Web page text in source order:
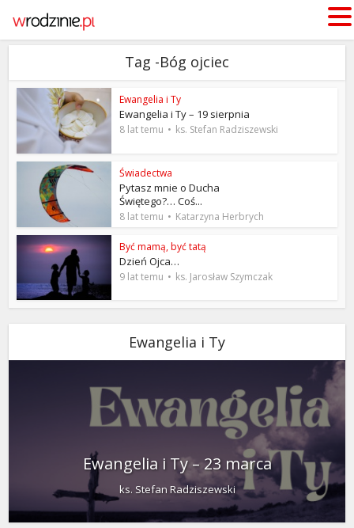
Tag -Bóg ojciec
Ewangelia i Ty
Ewangelia i Ty – 19 sierpnia
8 lat temu ks. Stefan Radziszewski
Świadectwa
Pytasz mnie o Ducha
Świętego?… Coś...
8 lat temu Katarzyna Herbrych
Być mamą, być tatą
Dzień Ojca…
9 lat temu ks. Jarosław Szymczak
Ewangelia i Ty
Ewangelia i Ty – 23 marca
ks. Stefan Radziszewski